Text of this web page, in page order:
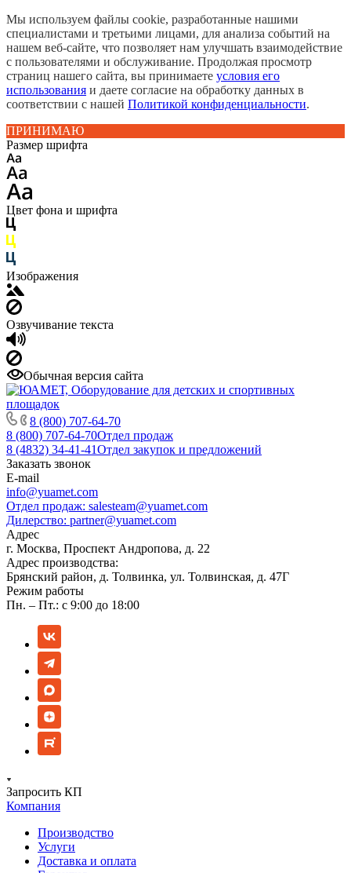
Мы используем файлы cookie, разработанные нашими
специалистами и третьими лицами, для анализа событий на
нашем веб-сайте, что позволяет нам улучшать взаимодействие
с пользователями и обслуживание. Продолжая просмотр
страниц нашего сайта, вы принимаете условия его
использования и даете согласие на обработку данных в
соответствии с нашей Политикой конфиденциальности.
ПРИНИМАЮ
Размер шрифта
Цвет фона и шрифта
Изображения
Озвучивание текста
Обычная версия сайта
8 (800) 707-64-70
8 (800) 707-64-70Отдел продаж
8 (4832) 34-41-41Отдел закупок и предложений
Заказать звонок
E-mail
info@yuamet.com
Отдел продаж: salesteam@yuamet.com
Дилерство: partner@yuamet.com
Адрес
г. Москва, Проспект Андропова, д. 22
Адрес производства:
Брянский район, д. Толвинка, ул. Толвинская, д. 47Г
Режим работы
Пн. – Пт.: с 9:00 до 18:00
Запросить КП
Компания
Производство
Услуги
Доставка и оплата